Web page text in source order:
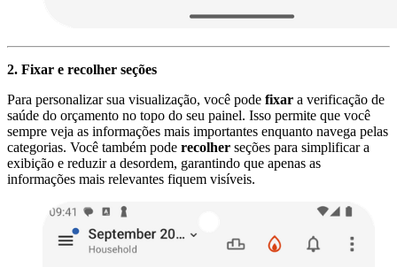
2. Fixar e recolher seções
Para personalizar sua visualização, você pode fixar a verificação de
saúde do orçamento no topo do seu painel. Isso permite que você
sempre veja as informações mais importantes enquanto navega pelas
categorias. Você também pode recolher seções para simplificar a
exibição e reduzir a desordem, garantindo que apenas as
informações mais relevantes fiquem visíveis.